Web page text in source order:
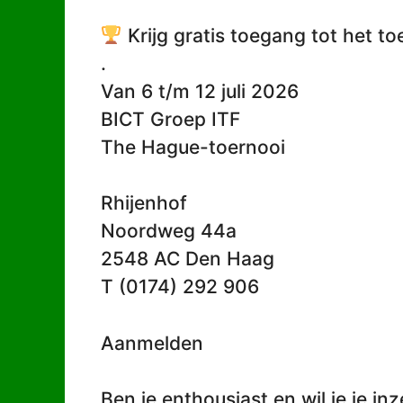
Krijg gratis toegang tot het
.
Van 6 t/m 12 juli 2026
BICT Groep ITF
The Hague-toernooi
Rhijenhof
Noordweg 44a
2548 AC Den Haag
T (0174) 292 906
Aanmelden